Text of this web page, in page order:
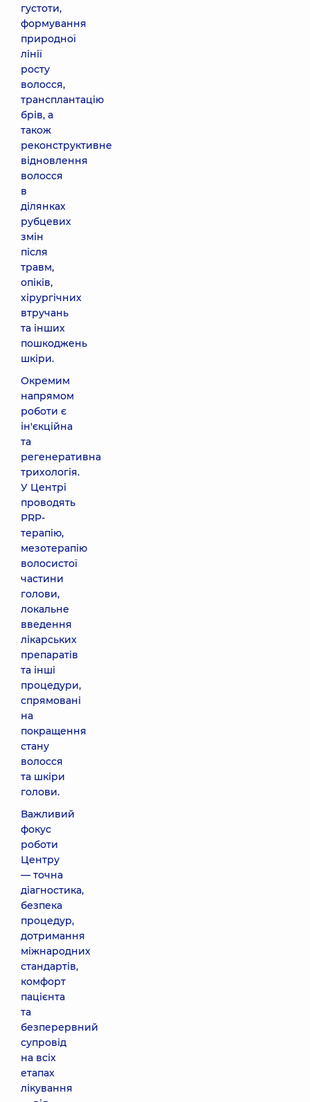
густоти,
формування
природної
лінії
росту
волосся,
трансплантацію
брів, а
також
реконструктивне
відновлення
волосся
в
ділянках
рубцевих
змін
після
травм,
опіків,
хірургічних
втручань
та інших
пошкоджень
шкіри.
Окремим
напрямом
роботи є
ін'єкційна
та
регенеративна
трихологія.
У Центрі
проводять
PRP-
терапію,
мезотерапію
волосистої
частини
голови,
локальне
введення
лікарських
препаратів
та інші
процедури,
спрямовані
на
покращення
стану
волосся
та шкіри
голови.
Важливий
фокус
роботи
Центру
— точна
діагностика,
безпека
процедур,
дотримання
міжнародних
стандартів,
комфорт
пацієнта
та
безперервний
супровід
на всіх
етапах
лікування